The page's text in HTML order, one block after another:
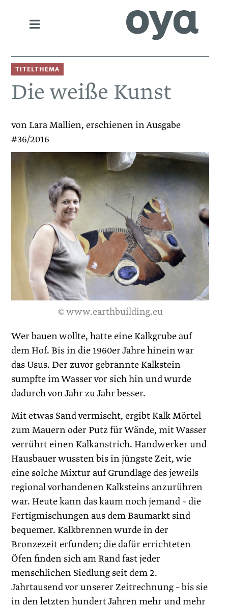
TITELTHEMA
Die weiße Kunst
von Lara Mallien, erschienen in Ausgabe
#36/2016
© www.earthbuilding.eu
Wer bauen wollte, hatte eine Kalkgrube auf
dem Hof. Bis in die 1960er Jahre hinein war
das Usus. Der zuvor gebrannte Kalkstein
sumpfte im Wasser vor sich hin und wurde
dadurch von Jahr zu Jahr besser.
Mit etwas Sand vermischt, ergibt Kalk Mörtel
zum Mauern oder Putz für Wände, mit Wasser
verrührt einen Kalkanstrich. Handwerker und
Hausbauer wussten bis in jüngste Zeit, wie
eine solche Mixtur auf Grundlage des jeweils
regional vorhandenen Kalksteins anzurühren
war. Heute kann das kaum noch jemand – die
Fertigmischungen aus dem Baumarkt sind
bequemer. Kalkbrennen wurde in der
Bronzezeit erfunden; die dafür errichteten
Öfen finden sich am Rand fast jeder
menschlichen Siedlung seit dem 2.
Jahrtausend vor unserer Zeitrechnung – bis sie
in den letzten hundert Jahren mehr und mehr